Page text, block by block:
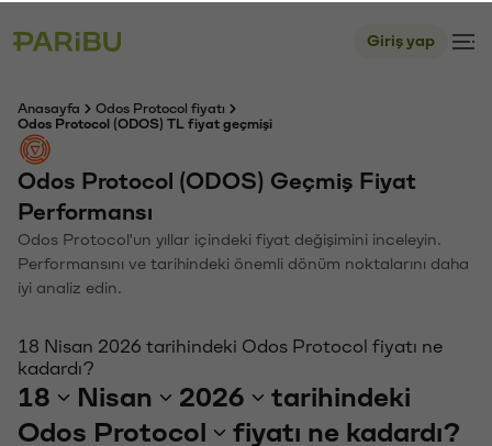
Giriş yap
Anasayfa
Odos Protocol fiyatı
Odos Protocol (ODOS) TL fiyat geçmişi
Odos Protocol (ODOS) Geçmiş Fiyat
Performansı
Odos Protocol'un yıllar içindeki fiyat değişimini inceleyin.
Performansını ve tarihindeki önemli dönüm noktalarını daha
iyi analiz edin.
18 Nisan 2026 tarihindeki Odos Protocol fiyatı ne
kadardı?
18 Nisan 2026
tarihindeki
Odos Protocol
fiyatı ne kadardı?